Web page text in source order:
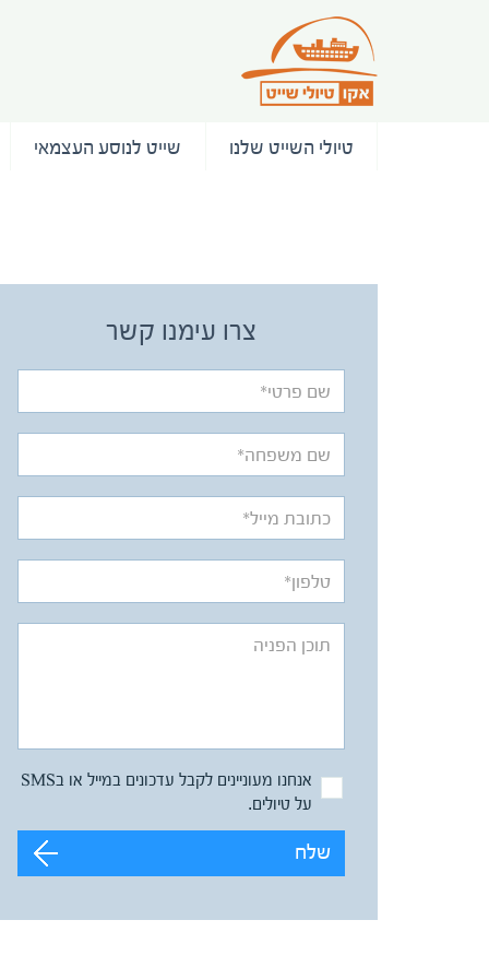
טיולי השייט שלנו שייט לנוסע העצמאי
צרו עימנו קשר
אנחנו מעוניינים לקבל עדכונים במייל או בSMS
על טיולים.
שלח